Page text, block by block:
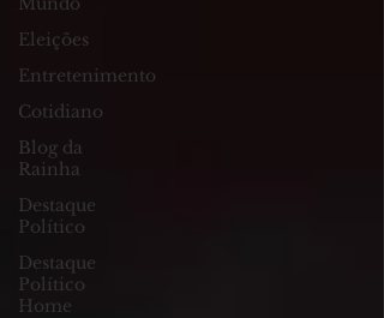
Eleições
Entretenimento
Cotidiano
Blog da
Rainha
Destaque
Político
Destaque
Político
Home